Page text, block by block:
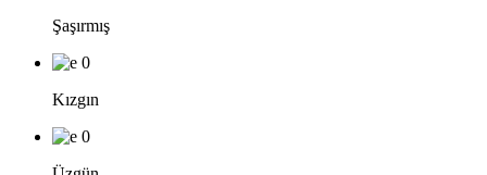
Şaşırmış
0
Kızgın
0